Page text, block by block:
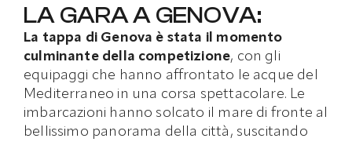
LA GARA A GENOVA:
La tappa di Genova è stata il momento
culminante della competizione, con gli
equipaggi che hanno affrontato le acque del
Mediterraneo in una corsa spettacolare. Le
imbarcazioni hanno solcato il mare di fronte al
bellissimo panorama della città, suscitando